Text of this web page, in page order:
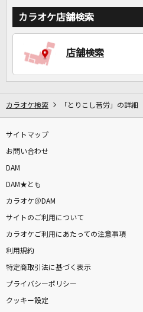
カラオケ店舗検索
店舗検索
カラオケ検索 「とりこし苦労」の詳細
サイトマップ
お問い合わせ
DAM
DAM★とも
カラオケ＠DAM
サイトのご利用について
カラオケご利用にあたっての注意事項
利用規約
特定商取引法に基づく表示
プライバシーポリシー
クッキー設定